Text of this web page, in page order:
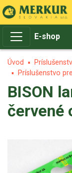
E-shop
Úvod
Príslušenstvo
BISON
červené